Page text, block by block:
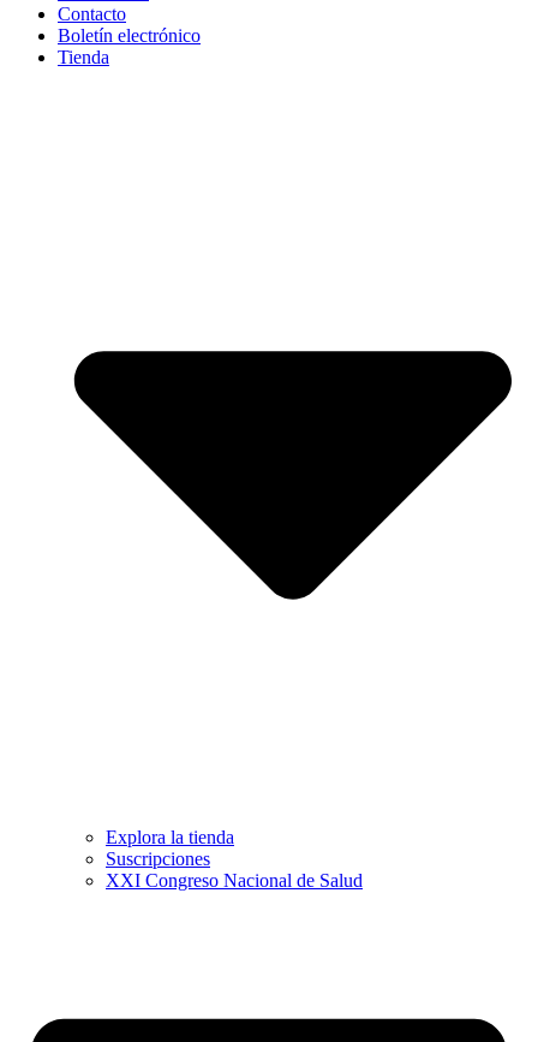
Contacto
Boletín electrónico
Tienda
Explora la tienda
Suscripciones
XXI Congreso Nacional de Salud